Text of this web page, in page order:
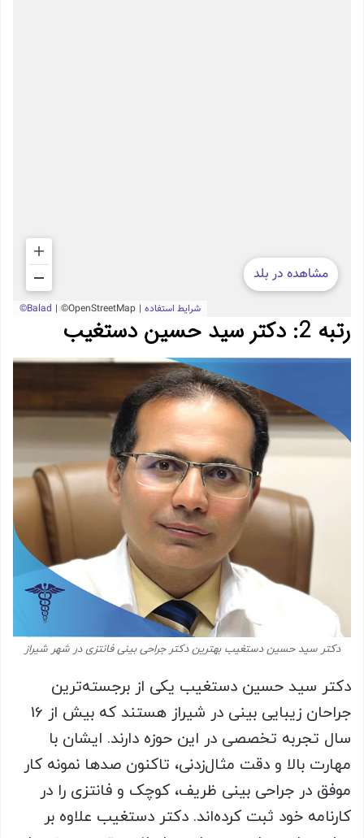
رتبه 2: دکتر سید حسین دستغیب
دکتر سید حسین دستغیب بهترین دکتر جراحی بینی فانتزی در شهر شیراز
دکتر سید حسین دستغیب یکی از برجسته‌ترین
جراحان زیبایی بینی در شیراز هستند که بیش از 16
سال تجربه تخصصی در این حوزه دارند. ایشان با
مهارت بالا و دقت مثال‌زدنی، تاکنون صدها نمونه کار
موفق در جراحی بینی ظریف، کوچک و فانتزی را در
کارنامه خود ثبت کرده‌اند. دکتر دستغیب علاوه بر